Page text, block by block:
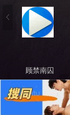
顾禁南囚